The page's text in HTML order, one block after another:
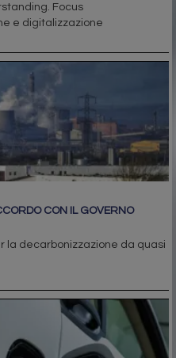
Focus
e digitalizzazione
CON IL GOVERNO
la decarbonizzazione da quasi